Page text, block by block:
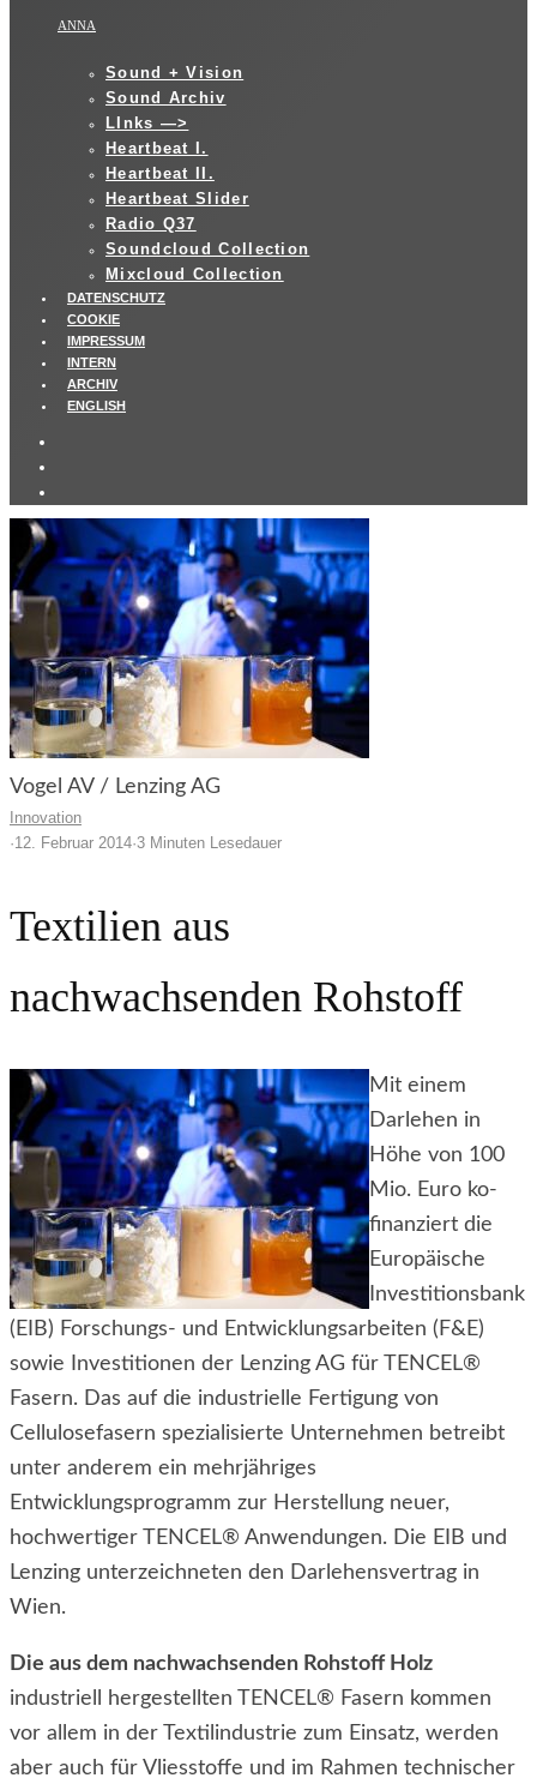
ANNA
Sound + Vision
Sound Archiv
LInks —>
Heartbeat I.
Heartbeat II.
Heartbeat Slider
Radio Q37
Soundcloud Collection
Mixcloud Collection
DATENSCHUTZ
COOKIE
IMPRESSUM
INTERN
ARCHIV
ENGLISH
Vogel AV / Lenzing AG
Innovation
·12. Februar 2014·3 Minuten Lesedauer
Textilien aus
nachwachsenden Rohstoff
Mit einem
Darlehen in
Höhe von 100
Mio. Euro ko-
finanziert die
Europäische
Investitionsbank
(EIB) Forschungs- und Entwicklungsarbeiten (F&E)
sowie Investitionen der Lenzing AG für TENCEL®
Fasern. Das auf die industrielle Fertigung von
Cellulosefasern spezialisierte Unternehmen betreibt
unter anderem ein mehrjähriges
Entwicklungsprogramm zur Herstellung neuer,
hochwertiger TENCEL® Anwendungen. Die EIB und
Lenzing unterzeichneten den Darlehensvertrag in
Wien.
Die aus dem nachwachsenden Rohstoff Holz
industriell hergestellten TENCEL® Fasern kommen
vor allem in der Textilindustrie zum Einsatz, werden
aber auch für Vliesstoffe und im Rahmen technischer